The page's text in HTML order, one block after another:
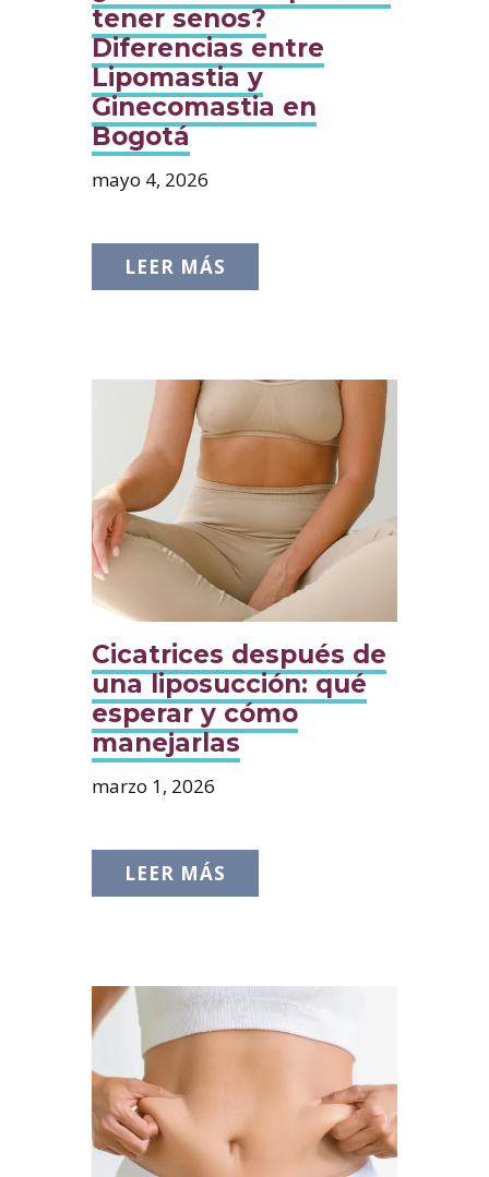
tener senos?
Diferencias entre
Lipomastia y
Ginecomastia en
Bogotá
mayo 4, 2026
LEER MÁS
Cicatrices después de
una liposucción: qué
esperar y cómo
manejarlas
marzo 1, 2026
LEER MÁS